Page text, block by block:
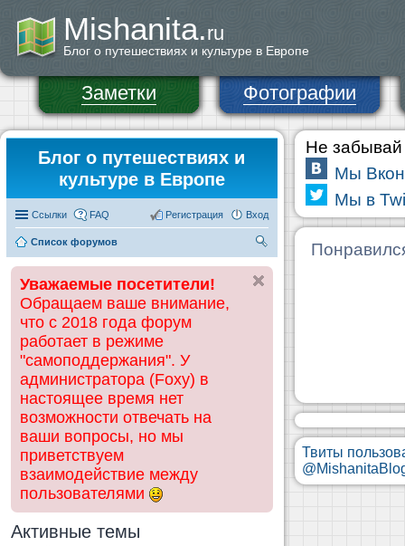
Mishanita.ru
Блог о путешествиях и культуре в Европе
Заметки Фотографии
Блог о путешествиях и
культуре в Европе
Ссылки FAQ Вход
Регистрация
Список форумов
ск
Уважаемые посетители!
Обращаем ваше внимание,
что с 2018 года форум
работает в режиме
"самоподдержания". У
администратора (Foxy) в
настоящее время нет
возможности отвечать на
ваши вопросы, но мы
приветствуем
взаимодействие между
пользователями
Активные темы
Не забывай
Мы
Мы в
Твиты